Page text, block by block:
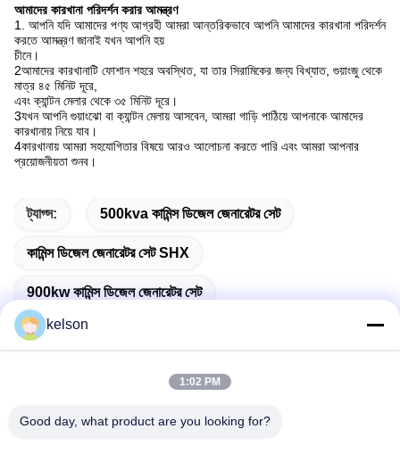
আমাদের কারখানা পরিদর্শন করার আমন্ত্রণ
1. আপনি যদি আমাদের পণ্য আগ্রহী আমরা আন্তরিকভাবে আপনি আমাদের কারখানা পরিদর্শন
করতে আমন্ত্রণ জানাই যখন আপনি হয়
চীনে।
2আমাদের কারখানাটি ফোশান শহরে অবস্থিত, যা তার সিরামিকের জন্য বিখ্যাত, গুয়াংজু থেকে
মাত্র ৪৫ মিনিট দূরে,
এবং ক্যান্টন মেলার থেকে ৩৫ মিনিট দূরে।
3যখন আপনি গুয়াংঝো বা ক্যান্টন মেলায় আসবেন, আমরা গাড়ি পাঠিয়ে আপনাকে আমাদের
কারখানায় নিয়ে যাব।
4কারখানায় আমরা সহযোগিতার বিষয়ে আরও আলোচনা করতে পারি এবং আমরা আপনার
প্রয়োজনীয়তা শুনব।
ট্যাগ্স: 500kva কামিন্স ডিজেল জেনারেটর সেট
কামিন্স ডিজেল জেনারেটর সেট SHX
900kw কামিন্স ডিজেল জেনারেটর সেট
kelson
1:02 PM
Good day, what product are you looking for?